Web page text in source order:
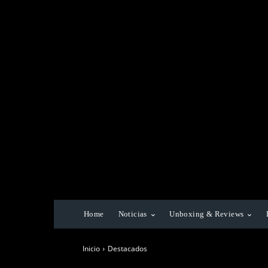
Home Noticias Unboxing & Reviews
Inicio Destacados